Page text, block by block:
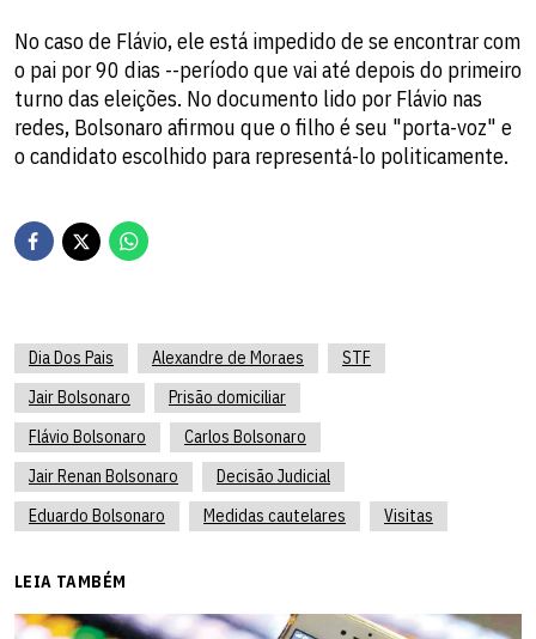
No caso de Flávio, ele está impedido de se encontrar com
o pai por 90 dias --período que vai até depois do primeiro
turno das eleições. No documento lido por Flávio nas
redes, Bolsonaro afirmou que o filho é seu "porta-voz" e
o candidato escolhido para representá-lo politicamente.
Dia Dos Pais Alexandre de Moraes
STF
Jair Bolsonaro
Prisão domiciliar
Flávio Bolsonaro
Carlos Bolsonaro
Jair Renan Bolsonaro
Decisão Judicial
Eduardo Bolsonaro
Medidas cautelares Visitas
LEIA TAMBÉM